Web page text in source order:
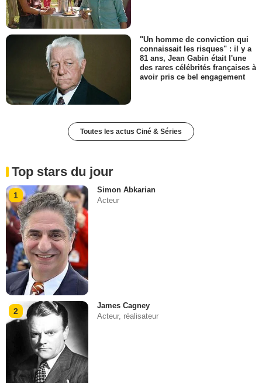
"Un homme de conviction qui
connaissait les risques" : il y a
81 ans, Jean Gabin était l'une
des rares célébrités françaises à
avoir pris ce bel engagement
Toutes les actus Ciné & Séries
Top stars du jour
1
Simon Abkarian
Acteur
2
James Cagney
Acteur, réalisateur